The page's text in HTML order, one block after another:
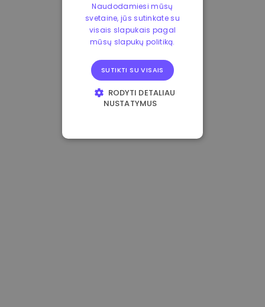
Naudodamiesi mūsų
svetaine, jūs sutinkate su
visais slapukais pagal
mūsų slapukų politiką.
SUTIKTI SU VISAIS
RODYTI DETALIAU
NUSTATYMUS